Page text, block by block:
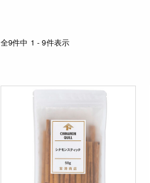
全9件中 1 - 9件表示